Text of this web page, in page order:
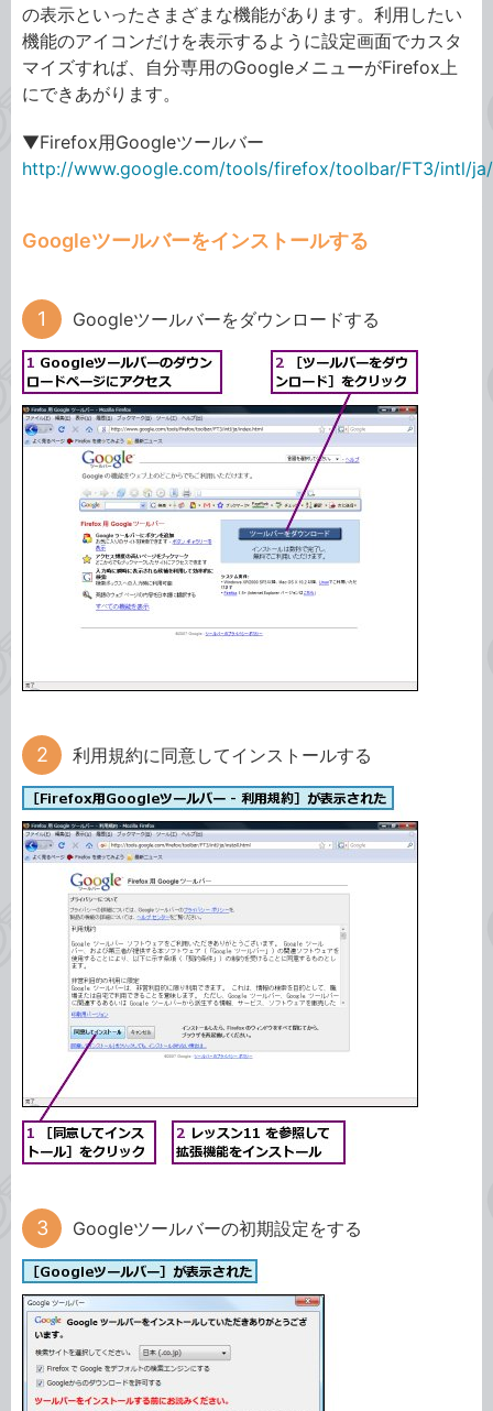
の表示といったさまざまな機能があります。利用したい
機能のアイコンだけを表示するように設定画面でカスタ
マイズすれば、自分専用のGoogleメニューがFirefox上
にできあがります。
▼Firefox用Googleツールバー
http://www.google.com/tools/firefox/toolbar/FT3/intl/ja/
Googleツールバーをインストールする
Googleツールバーをダウンロードする
利用規約に同意してインストールする
Googleツールバーの初期設定をする